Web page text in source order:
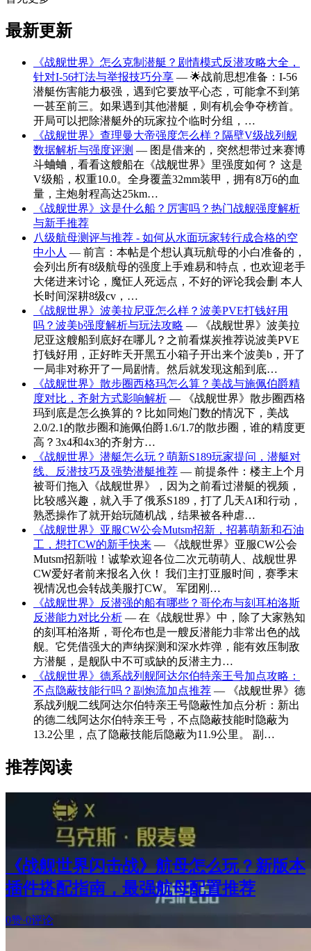
最新更新
《战舰世界》怎么克制潜艇？剧情模式反潜攻略大全，
针对I-56打法与举报技巧分享 — 🌟战前思想准备：I-56
潜艇伤害能力极强，遇到它要放平心态，可能拿不到第
一甚至前三。如果遇到其他潜艇，则有机会争夺榜首。
开局可以把除潜艇外的玩家拉个临时分组，…
《战舰世界》查理曼大帝强度怎么样？隔壁V级战列舰
数据解析与强度评测 — 图是借来的，突然想带过来赛博
斗蛐蛐，看看这艘船在《战舰世界》里强度如何？ 这是
V级船，权重10.0。全身覆盖32mm装甲，拥有8万6的血
量，主炮射程高达25km…
《战舰世界》这是什么船？厉害吗？热门战舰强度解析
与新手推荐
八级航母测评与推荐 - 如何从水面玩家转行成合格的空
中小人 — 前言：本帖是个想认真玩航母的小白准备的，
会列出所有8级航母的强度上手难易和特点，也欢迎老手
大佬进来讨论，魔怔人死远点，不好的评论我会删 本人
长时间深耕8级cv，…
《战舰世界》波美拉尼亚怎么样？波美PVE打钱好用
吗？波美b强度解析与玩法攻略 — 《战舰世界》波美拉
尼亚这艘船到底好在哪儿？之前看煤炭推荐说波美PVE
打钱好用，正好昨天开黑五小箱子开出来个波美b，开了
一局非对称开了一局剧情。然后就发现这船到底…
《战舰世界》散步圈西格玛怎么算？美战与施佩伯爵精
度对比，齐射方式影响解析 — 《战舰世界》散步圈西格
玛到底是怎么换算的？比如同炮门数的情况下，美战
2.0/2.1的散步圈和施佩伯爵1.6/1.7的散步圈，谁的精度更
高？3x4和4x3的齐射方…
《战舰世界》潜艇怎么玩？萌新S189玩家提问，潜艇对
线、反潜技巧及强势潜艇推荐 — 前提条件：楼主上个月
被哥们拖入《战舰世界》，因为之前看过潜艇的视频，
比较感兴趣，就入手了俄系S189，打了几天AI和行动，
熟悉操作了就开始玩随机战，结果被各种虐…
《战舰世界》亚服CW公会Mutsm招新，招募萌新和石油
工，想打CW的新手快来 — 《战舰世界》亚服CW公会
Mutsm招新啦！诚挚欢迎各位二次元萌萌人、战舰世界
CW爱好者前来报名入伙！ 我们主打亚服时间，赛季末
视情况也会转战美服打CW。 军团刚…
《战舰世界》反潜强的船有哪些？哥伦布与刻耳柏洛斯
反潜能力对比分析 — 在《战舰世界》中，除了大家熟知
的刻耳柏洛斯，哥伦布也是一艘反潜能力非常出色的战
舰。它凭借强大的声纳探测和深水炸弹，能有效压制敌
方潜艇，是舰队中不可或缺的反潜主力…
《战舰世界》德系战列舰阿达尔伯特亲王号加点攻略：
不点隐蔽技能行吗？副炮流加点推荐 — 《战舰世界》德
系战列舰二线阿达尔伯特亲王号隐蔽性加点分析：新出
的德二线阿达尔伯特亲王号，不点隐蔽技能时隐蔽为
13.2公里，点了隐蔽技能后隐蔽为11.9公里。 副…
推荐阅读
《战舰世界闪击战》航母怎么玩？新版本
插件搭配指南，最强航母配置推荐
0赞·0评论